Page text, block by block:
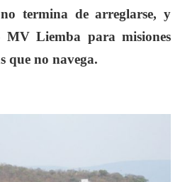
termina de arreglarse, y
Liemba para misiones
que no navega.